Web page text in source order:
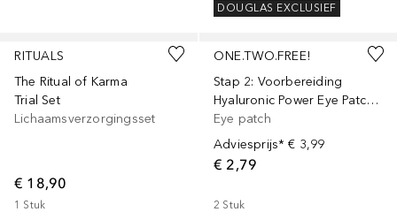
DOUGLAS EXCLUSIEF
RITUALS
The Ritual of Karma
Trial Set
Lichaamsverzorgingsset
€ 18,90
1 Stuk
ONE.TWO.FREE!
Stap 2: Voorbereiding
Hyaluronic Power Eye Patches
Eye patch
Adviesprijs* € 3,99
€ 2,79
2 Stuk